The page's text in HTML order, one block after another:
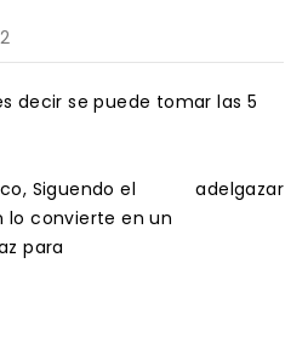
decir se puede tomar las 5
Siguendo el
lo convierte en un
para
adelgazar